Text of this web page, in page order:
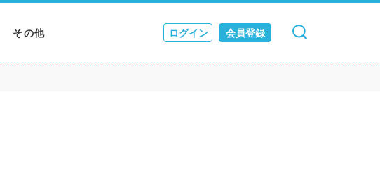
その他
MNニュース
ログイン 会員登録
検索 キャンセル